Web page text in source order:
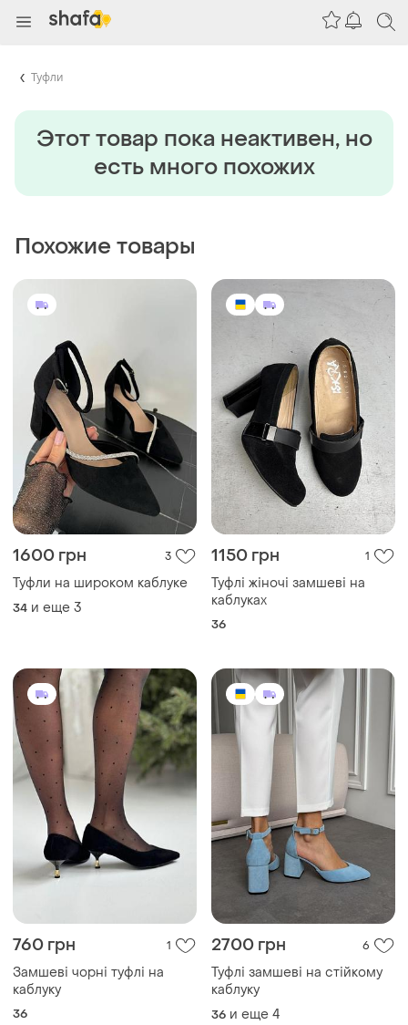
Туфли
Этот товар пока неактивен, но
есть много похожих
Похожие товары
1600 грн 3
Туфли на широком каблуке
34 и еще 3
1150 грн 1
Туфлі жіночі замшеві на
каблуках
36
760 грн 1
Замшеві чорні туфлі на
каблуку
36
2700 грн 6
Туфлі замшеві на стійкому
каблуку
36 и еще 4